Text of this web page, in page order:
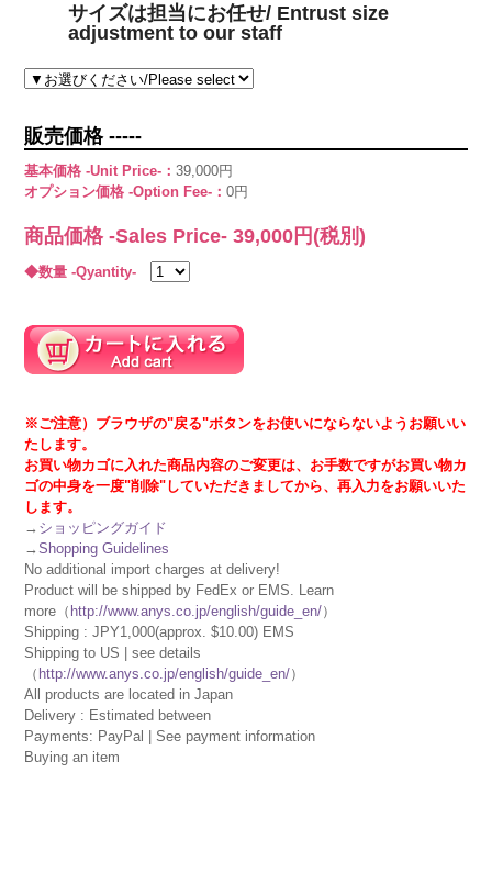
サイズは担当にお任せ/ Entrust size
adjustment to our staff
販売価格 -----
基本価格 -Unit Price-：39,000円
オプション価格 -Option Fee-：0円
商品価格 -Sales Price-39,000 円(税別)
◆数量 -Qyantity-
※ご注意）ブラウザの"戻る"ボタンをお使いにならないようお願いい
たします。
お買い物カゴに入れた商品内容のご変更は、お手数ですがお買い物カ
ゴの中身を一度"削除"していただきましてから、再入力をお願いいた
します。
→ ショッピングガイド
→Shopping Guidelines
No additional import charges at delivery!
Product will be shipped by FedEx or EMS. Learn
more（ http://www.anys.co.jp/english/guide_en/）
Shipping : JPY1,000(approx. $10.00) EMS
Shipping to US | see details
（ http://www.anys.co.jp/english/guide_en/）
All products are located in Japan
Delivery : Estimated between
Payments: PayPal | See payment information
Buying an item